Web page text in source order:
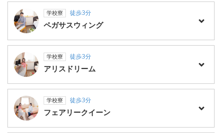
学校寮 徒歩3分
ペガサスウィング
学校寮 徒歩3分
アリスドリーム
学校寮 徒歩3分
フェアリークイーン